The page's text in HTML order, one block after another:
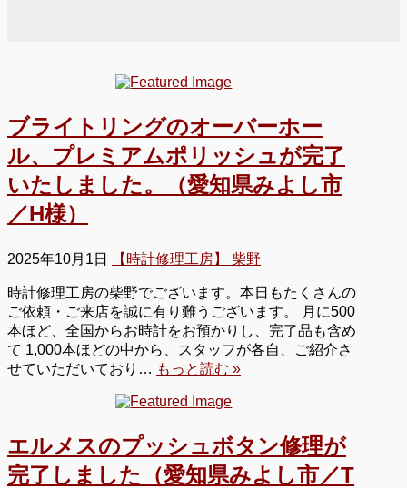
ブライトリングのオーバーホー
ル、プレミアムポリッシュが完了
いたしました。（愛知県みよし市
／H様）
2025年10月1日 【時計修理工房】 柴野
時計修理工房の柴野でございます。本日もたくさんの
ご依頼・ご来店を誠に有り難うございます。 月に500
本ほど、全国からお時計をお預かりし、完了品も含め
て 1,000本ほどの中から、スタッフが各自、ご紹介さ
せていただいており… もっと読む »
エルメスのプッシュボタン修理が
完了しました（愛知県みよし市／T